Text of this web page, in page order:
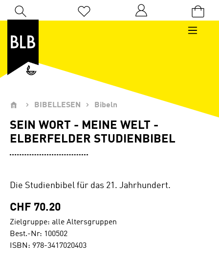
Zum Hauptinhalt springen
Du hast 0 Produkte auf dem Merkzettel
BIBELLESEN Bibeln
SEIN WORT - MEINE WELT -
ELBERFELDER STUDIENBIBEL
Die Studienbibel für das 21. Jahrhundert.
CHF 70.20
Zielgruppe: alle Altersgruppen
Best.-Nr: 100502
ISBN: 978-3417020403